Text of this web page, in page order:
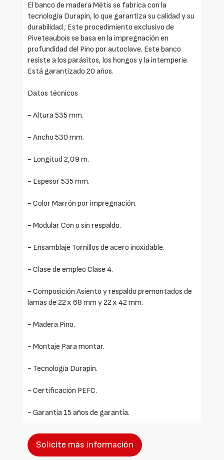
El banco de madera Métis se fabrica con la
tecnología Durapin, lo que garantiza su calidad y su
durabilidad ; Este procedimiento exclusivo de
Piveteaubois se basa en la impregnación en
profundidad del Pino por autoclave. Este banco
resiste a los parásitos, los hongos y la intemperie.
Está garantizado 20 años.
Datos técnicos
- Altura 535 mm.
- Ancho 530 mm.
- Longitud 2,09 m.
- Espesor 535 mm.
- Color Marrón por impregnación.
- Modular Con o sin respaldo.
- Ensamblaje Tornillos de acero inoxidable.
- Clase de empleo Clase 4.
- Composición Asiento y respaldo premontados de
lamas de 22 x 68 mm y 22 x 42 mm.
- Madera Pino.
- Montaje Para montar.
- Tecnología Durapin.
- Certificación PEFC.
- Garantía 15 años de garantía.
Solicite más información